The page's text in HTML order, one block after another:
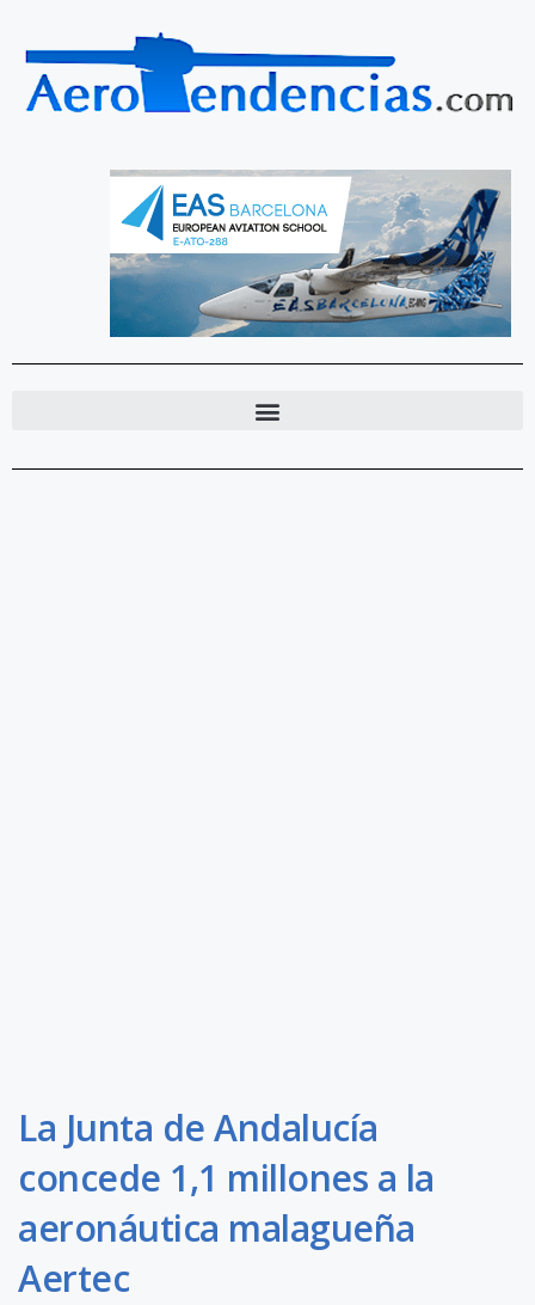
La Junta de Andalucía
concede 1,1 millones a la
aeronáutica malagueña
Aertec